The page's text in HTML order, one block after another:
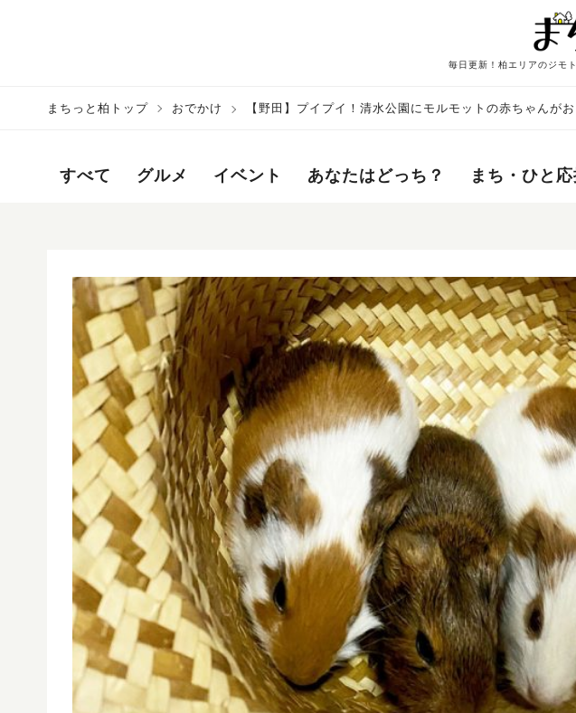
毎日更新！柏エリアのジモ
まちっと柏トップ おでかけ 【野田】プイプイ！清水公園にモルモットの赤ちゃんが
すべて グルメ イベント あなたはどっち？ まち・ひと